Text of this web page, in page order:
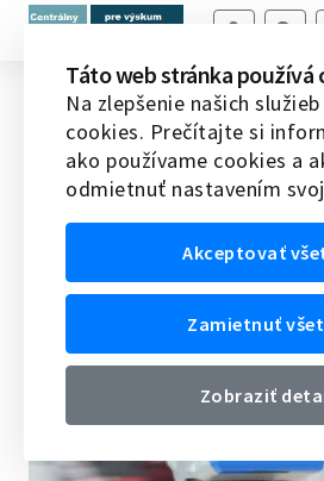
INTERGEO 2026
Domov Veda v EÚ
Novinky
INTERGEO 2026
Táto web stránka používá
Na zlepšenie našich
cookies. Prečítajte si
ako používame cookies a
odmietnuť nastavením
Akceptovať
Zamietnuť
Zobraziť